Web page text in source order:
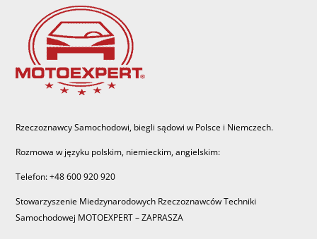
Rzeczoznawcy Samochodowi, biegli sądowi w Polsce i Niemczech.
Rozmowa w języku polskim, niemieckim, angielskim:
Telefon: +48 600 920 920
Stowarzyszenie Miedzynarodowych Rzeczoznawców Techniki
Samochodowej MOTOEXPERT – ZAPRASZA